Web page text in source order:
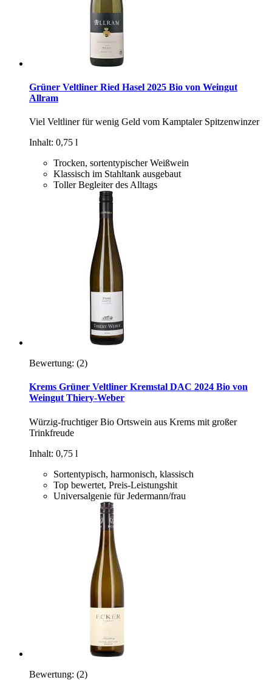
Grüner Veltliner Ried Hasel 2025 Bio von Weingut
Allram
Viel Veltliner für wenig Geld vom Kamptaler Spitzenwinzer
Inhalt: 0,75 l
Trocken, sortentypischer Weißwein
Klassisch im Stahltank ausgebaut
Toller Begleiter des Alltags
Bewertung: (2)
Krems Grüner Veltliner Kremstal DAC 2024 Bio von
Weingut Thiery-Weber
Würzig-fruchtiger Bio Ortswein aus Krems mit großer
Trinkfreude
Inhalt: 0,75 l
Sortentypisch, harmonisch, klassisch
Top bewertet, Preis-Leistungshit
Universalgenie für Jedermann/frau
Bewertung: (2)